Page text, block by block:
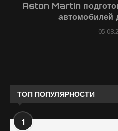
Aston Martin
автомобилей
ТОП ПОПУЛЯРНОСТИ
1